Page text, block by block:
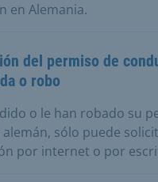
en Alemania.
del permiso de
o robo
o le han robado su
sólo puede
por internet o por